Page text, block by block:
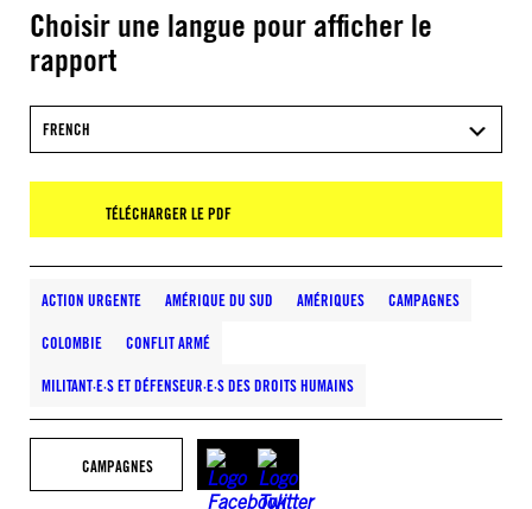
Choisir une langue pour afficher le
rapport
FRENCH
TÉLÉCHARGER LE PDF
ACTION URGENTE AMÉRIQUE DU SUD AMÉRIQUES CAMPAGNES
COLOMBIE CONFLIT ARMÉ
MILITANT·E·S ET DÉFENSEUR·E·S DES DROITS HUMAINS
CAMPAGNES